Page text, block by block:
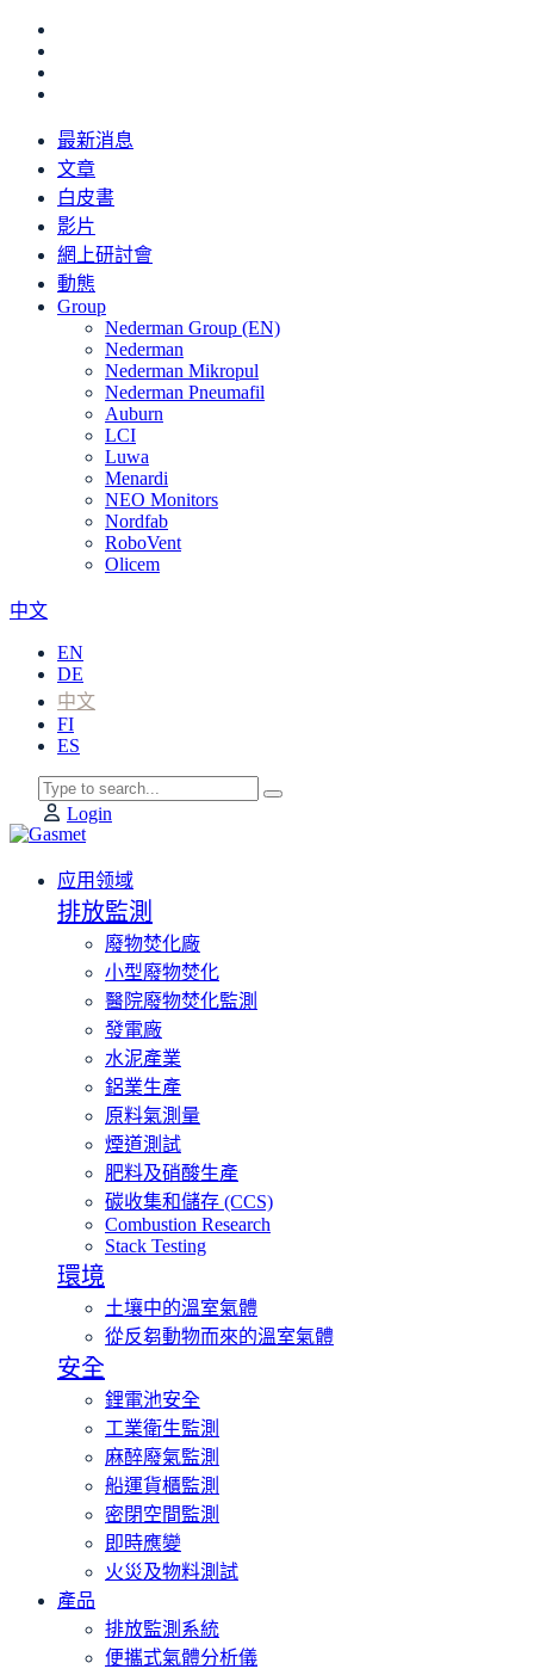
最新消息
文章
白皮書
影片
網上研討會
動態
Group
Nederman Group (EN)
Nederman
Nederman Mikropul
Nederman Pneumafil
Auburn
LCI
Luwa
Menardi
NEO Monitors
Nordfab
RoboVent
Olicem
中文
EN
DE
中文
FI
ES
Login
应用领域
排放監測
廢物焚化廠
小型廢物焚化
醫院廢物焚化監測
發電廠
水泥產業
鋁業生產
原料氣測量
煙道測試
肥料及硝酸生產
碳收集和儲存 (CCS)
Combustion Research
Stack Testing
環境
土壤中的溫室氣體
從反芻動物而來的溫室氣體
安全
鋰電池安全
工業衛生監測
麻醉廢氣監測
船運貨櫃監測
密閉空間監測
即時應變
火災及物料測試
產品
排放監測系統
便攜式氣體分析儀